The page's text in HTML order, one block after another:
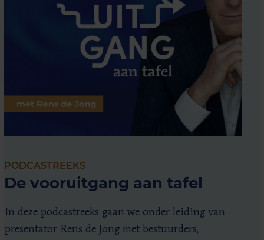
PODCASTREEKS
De vooruitgang aan tafel
In deze podcastreeks gaan we onder leiding van
presentator Rens de Jong met bestuurders,